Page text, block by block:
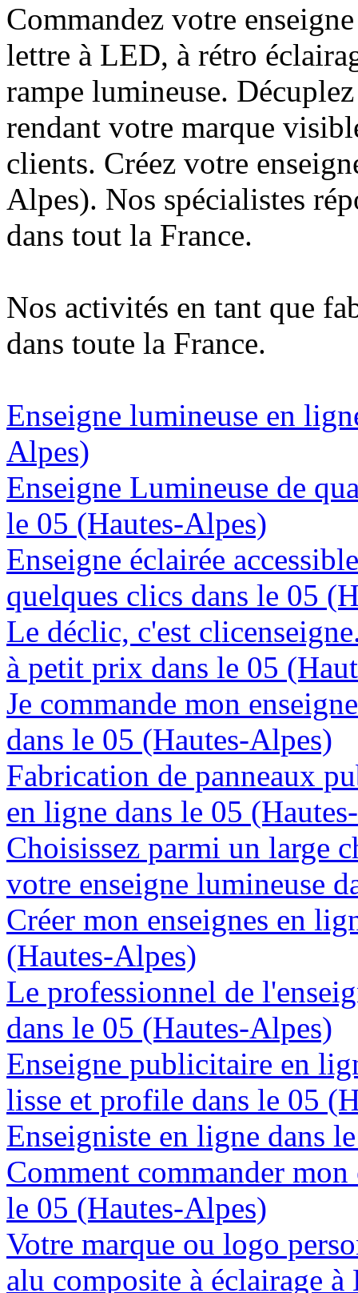
Commandez votre
lettre à LED, à rétro
rampe lumineuse.
rendant votre marque
clients. Créez votre
Alpes). Nos spécialistes
dans tout la France.
Nos activités en tant que
dans toute la France.
Enseigne lumineuse en
Alpes)
Enseigne Lumineuse de
le 05 (Hautes-Alpes)
Enseigne éclairée
quelques clics dans le 05
Le déclic, c'est
à petit prix dans le 05
Je commande mon
dans le 05 (Hautes-Alpes)
Fabrication de panneaux
en ligne dans le 05
Choisissez parmi un large
votre enseigne lumineuse
Créer mon enseignes en
(Hautes-Alpes)
Le professionnel de
dans le 05 (Hautes-Alpes)
Enseigne publicitaire en
lisse et profile dans le 05
Enseigniste en ligne dans
Comment commander
le 05 (Hautes-Alpes)
Votre marque ou logo
alu composite à éclairage